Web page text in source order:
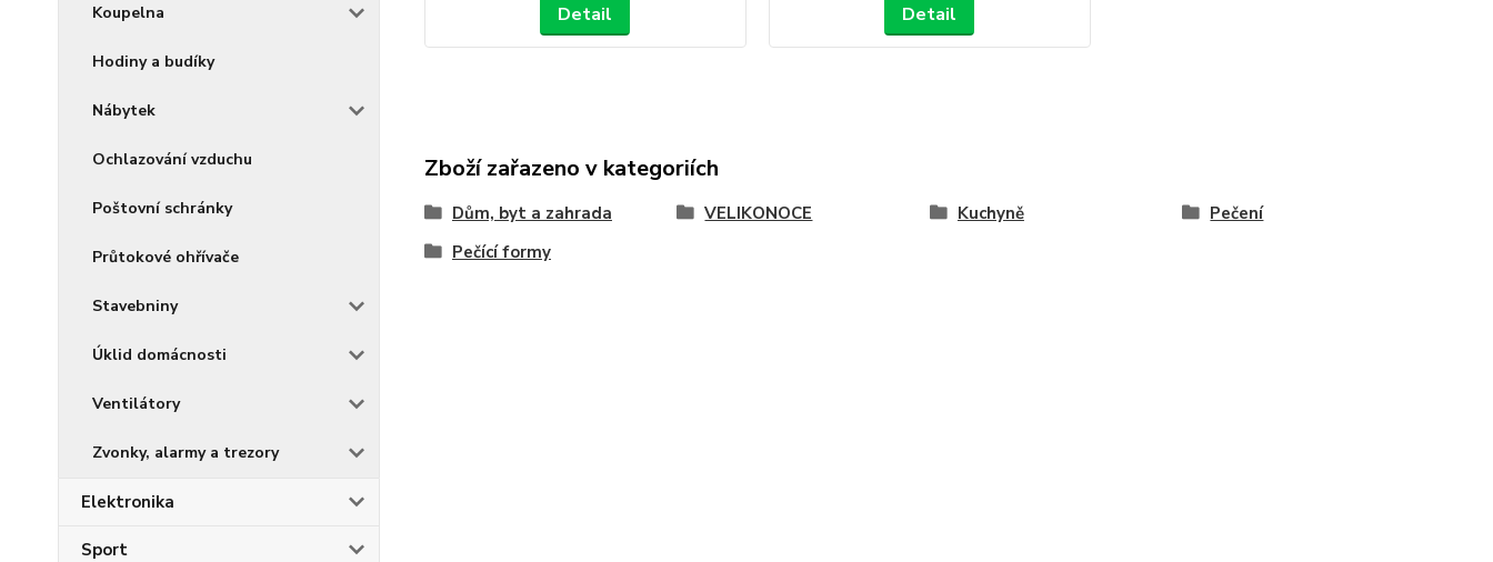
Koupelna
Hodiny a budíky
Nábytek
Ochlazování vzduchu
Poštovní schránky
Průtokové ohřívače
Stavebniny
Úklid domácnosti
Ventilátory
Zvonky, alarmy a trezory
Elektronika
Sport
Detail Detail
Zboží zařazeno v kategoriích
Dům, byt a zahrada VELIKONOCE Kuchyně
Pečení
Pečící formy